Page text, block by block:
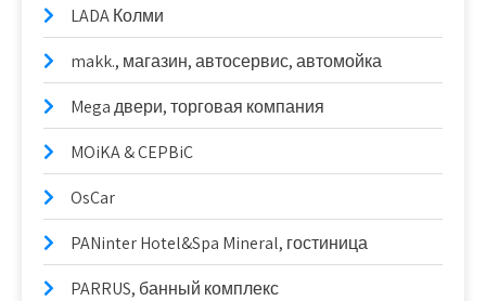
LADA Колми
makk., магазин, автосервис, автомойка
Mega двери, торговая компания
MOiKA & CEPBiC
OsCar
PANinter Hotel&Spa Mineral, гостиница
PARRUS, банный комплекс